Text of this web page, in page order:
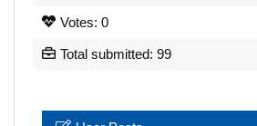
Votes: 0
Total submitted: 99